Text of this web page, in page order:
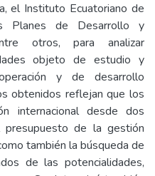
el Instituto Ecuatoriano de
Planes de Desarrollo y
otros, para analizar
objeto de estudio y
y de desarrollo
obtenidos reflejan que los
internacional desde dos
de la gestión
también la búsqueda de
de las potencialidades,